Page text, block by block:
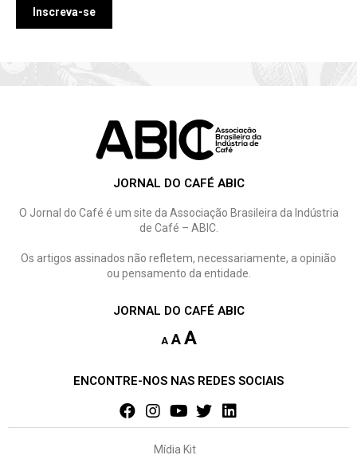
JORNAL DO CAFÉ ABIC
O Jornal do Café é um site da Associação Brasileira da Indústria
de Café – ABIC.
Os artigos assinados não refletem, necessariamente, a opinião
ou pensamento da entidade.
JORNAL DO CAFÉ ABIC
A A A
ENCONTRE-NOS NAS REDES SOCIAIS
Mídia Kit